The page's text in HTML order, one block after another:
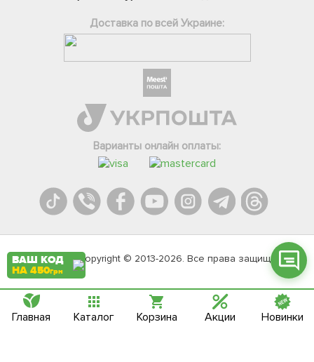
Доставка по всей Украине:
Варианты онлайн оплаты:
Agromarket.Copyright © 2013-2026. Все права защищены
Телеграм
Вайбер
Онлайн чат
ВАШ КОД
НА 450грн
Главная Каталог Корзина Акции Новинки